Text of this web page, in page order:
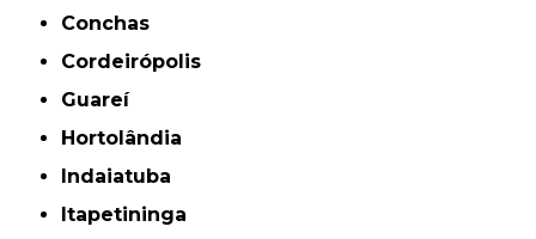
Conchas
Cordeirópolis
Guareí
Hortolândia
Indaiatuba
Itapetininga